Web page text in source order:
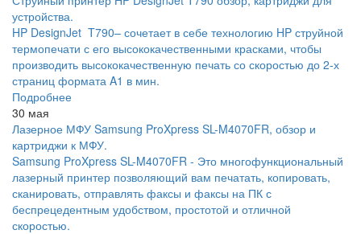
устройства.
HP DesignJet T790– сочетает в себе технологию HP струйной
термопечати с его высококачественными красками, чтобы
производить высококачественную печать со скоростью до 2-х
страниц формата A1 в мин.
Подробнее
30 мая
Лазерное МФУ Samsung ProXpress SL-M4070FR, обзор и
картриджи к МФУ.
Samsung ProXpress SL-M4070FR - Это многофункциональный
лазерный принтер позволяющий вам печатать, копировать,
сканировать, отправлять факсы и факсы на ПК с
беспрецедентным удобством, простотой и отличной
скоростью.